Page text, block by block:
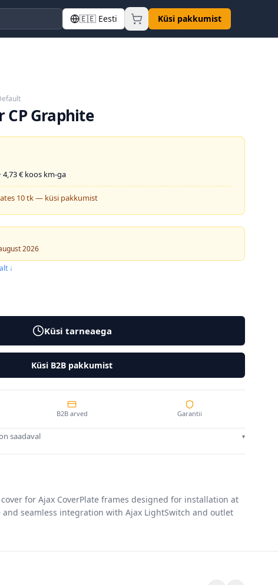
🇪🇪 Eesti Küsi pakkumist
CP Graphite
4,73€ koos km-ga
10 tk — küsi pakkumist
2026
↓
Küsi tarneaega
Küsi B2B pakkumist
B2B arved Garantii
saadaval ▾
for Ajax CoverPlate frames designed for installation at
seamless integration with Ajax LightSwitch and outlet